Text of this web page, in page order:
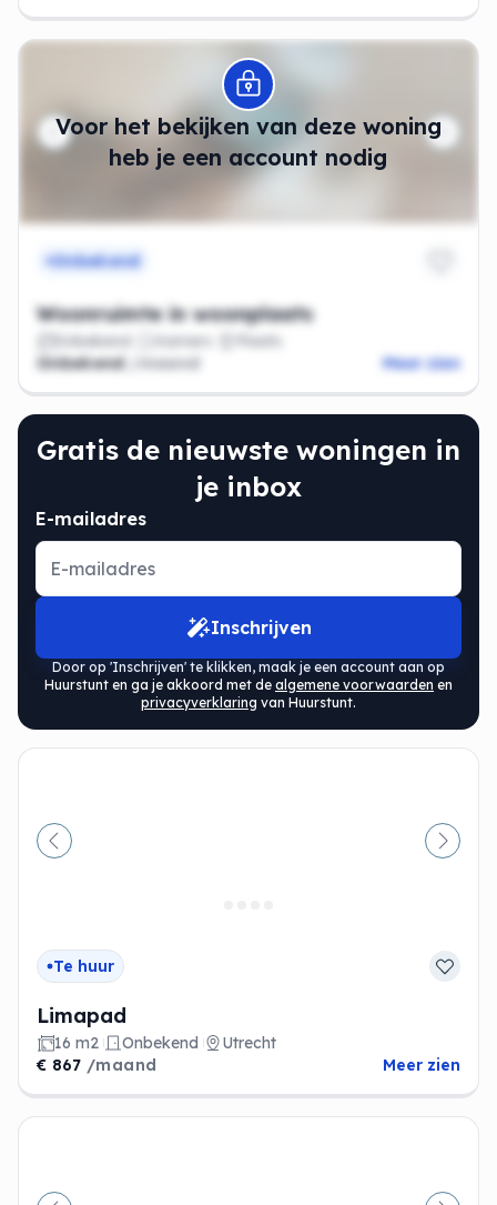
Voor het bekijken van deze woning
heb je een account nodig
Modal openen
Onbekend
Woonruimte in woonplaats
Onbekend Kamers
Plaats
Onbekend
/maand Meer zien
Gratis de nieuwste woningen in
je inbox
E-mailadres
Inschrijven
Door op 'Inschrijven' te klikken, maak je een account aan op
Huurstunt en ga je akkoord met de algemene voorwaarden en
privacyverklaring van Huurstunt.
Vorige
Te huur
Limapad
16 m2 Onbekend
Utrecht
€ 867 /maand Meer zien